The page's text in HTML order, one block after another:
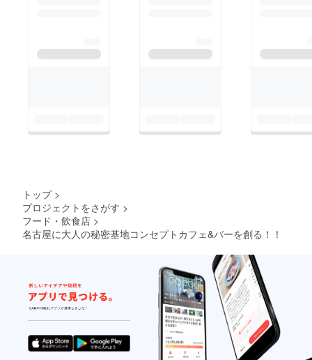
トップ >
プロジェクトをさがす >
フード・飲食店 >
名古屋に大人の秘密基地コンセプトカフェ&バーを創る！！